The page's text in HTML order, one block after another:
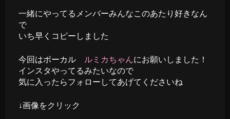
一緒にやってるメンバーみんなこのあたり好きなん
で
いち早くコピーしました
今回はボーカル ルミカちゃんにお願いしました！
インスタやってるみたいなので
気に入ったらフォローしてあげてくださいね
↓画像をクリック